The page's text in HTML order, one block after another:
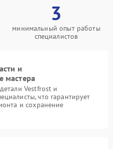
3
минимальный опыт работы
специалистов
и
мастера
Vestfrost и
что гарантирует
и сохранение